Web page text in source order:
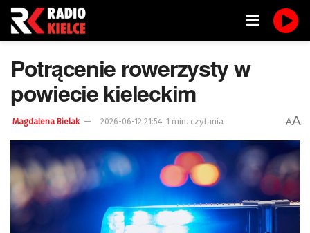
Potrącenie rowerzysty w
powiecie kieleckim
Magdalena Bielak 2026-06-12 21:54 1 min. czytania AA